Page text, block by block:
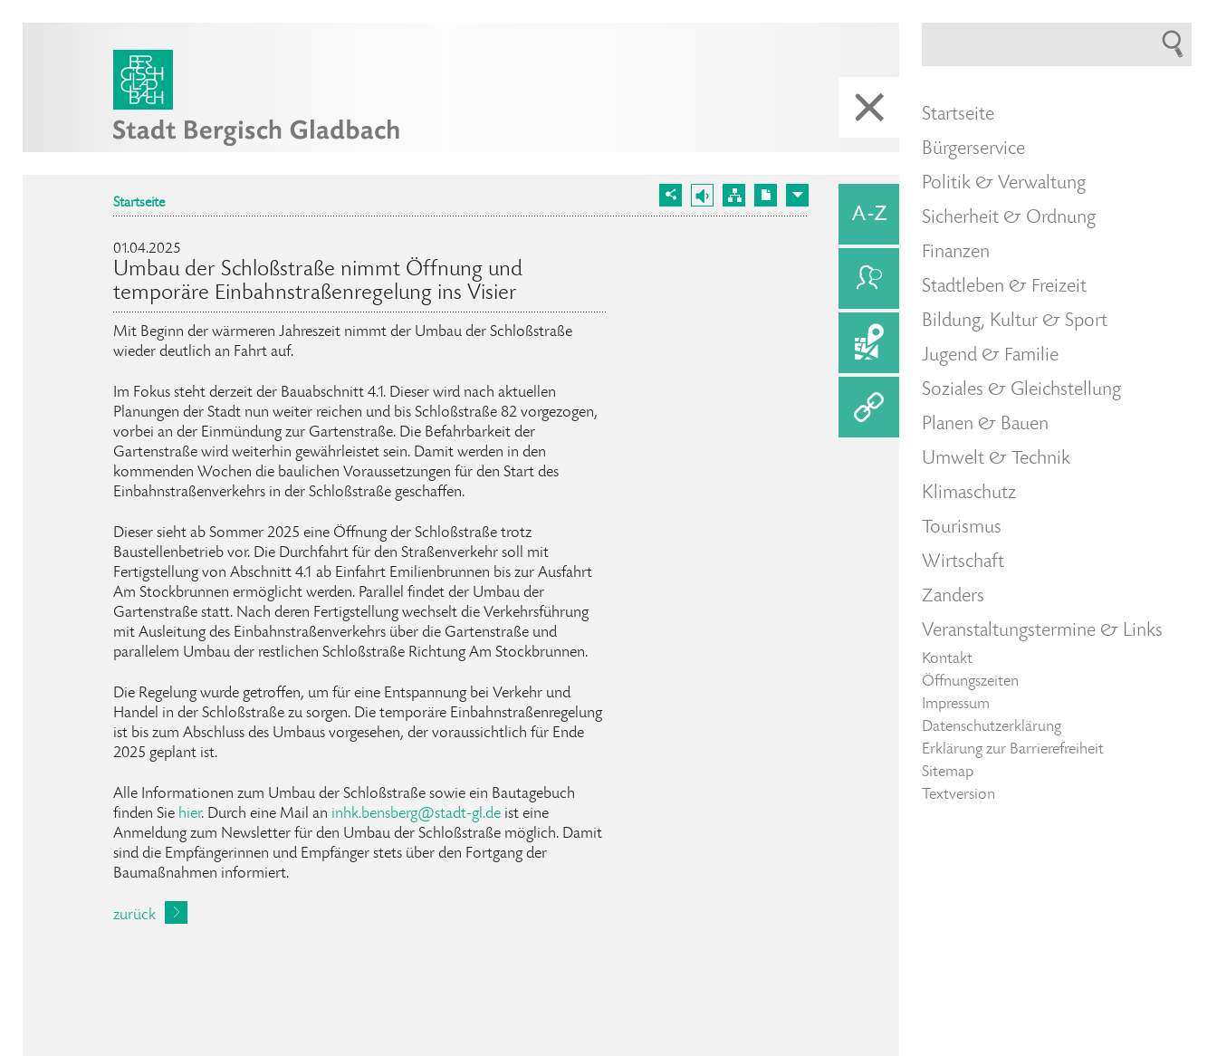
Startseite
01.04.2025
Umbau der Schloßstraße nimmt Öffnung und
temporäre Einbahnstraßenregelung ins Visier
Mit Beginn der wärmeren Jahreszeit nimmt der Umbau der Schloßstraße
wieder deutlich an Fahrt auf.
Im Fokus steht derzeit der Bauabschnitt 4.1. Dieser wird nach aktuellen
Planungen der Stadt nun weiter reichen und bis Schloßstraße 82 vorgezogen,
vorbei an der Einmündung zur Gartenstraße. Die Befahrbarkeit der
Gartenstraße wird weiterhin gewährleistet sein. Damit werden in den
kommenden Wochen die baulichen Voraussetzungen für den Start des
Einbahnstraßenverkehrs in der Schloßstraße geschaffen.
Dieser sieht ab Sommer 2025 eine Öffnung der Schloßstraße trotz
Baustellenbetrieb vor. Die Durchfahrt für den Straßenverkehr soll mit
Fertigstellung von Abschnitt 4.1 ab Einfahrt Emilienbrunnen bis zur Ausfahrt
Am Stockbrunnen ermöglicht werden. Parallel findet der Umbau der
Gartenstraße statt. Nach deren Fertigstellung wechselt die Verkehrsführung
mit Ausleitung des Einbahnstraßenverkehrs über die Gartenstraße und
parallelem Umbau der restlichen Schloßstraße Richtung Am Stockbrunnen.
Die Regelung wurde getroffen, um für eine Entspannung bei Verkehr und
Handel in der Schloßstraße zu sorgen. Die temporäre Einbahnstraßenregelung
ist bis zum Abschluss des Umbaus vorgesehen, der voraussichtlich für Ende
2025 geplant ist.
Alle Informationen zum Umbau der Schloßstraße sowie ein Bautagebuch
finden Sie hier. Durch eine Mail an inhk.bensberg@stadt-gl.de ist eine
Anmeldung zum Newsletter für den Umbau der Schloßstraße möglich. Damit
sind die Empfängerinnen und Empfänger stets über den Fortgang der
Baumaßnahmen informiert.
zurück
Startseite
Bürgerservice
Politik & Verwaltung
Sicherheit & Ordnung
Finanzen
Stadtleben & Freizeit
Bildung, Kultur & Sport
Jugend & Familie
Soziales & Gleichstellung
Planen & Bauen
Umwelt & Technik
Klimaschutz
Tourismus
Wirtschaft
Zanders
Veranstaltungstermine & Links
Kontakt
Öffnungszeiten
Impressum
Datenschutzerklärung
Erklärung zur Barrierefreiheit
Sitemap
Textversion